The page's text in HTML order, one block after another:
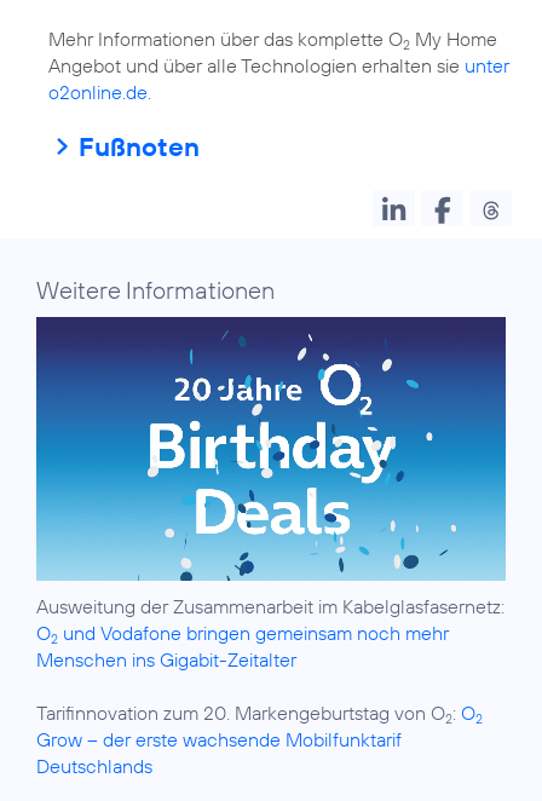
Mehr Informationen über das komplette O2 My Home
Angebot und über alle Technologien erhalten sie unter
o2online.de.
Fußnoten
Weitere Informationen
Ausweitung der Zusammenarbeit im Kabelglasfasernetz:
O2 und Vodafone bringen gemeinsam noch mehr
Menschen ins Gigabit-Zeitalter
Tarifinnovation zum 20. Markengeburtstag von O2: O2
Grow – der erste wachsende Mobilfunktarif
Deutschlands